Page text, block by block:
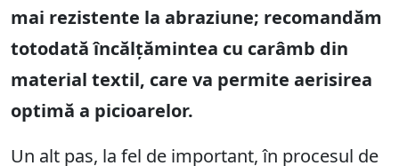
mai rezistente la abraziune; recomandăm
totodată încălțămintea cu carâmb din
material textil, care va permite aerisirea
optimă a picioarelor.
Un alt pas, la fel de important, în procesul de